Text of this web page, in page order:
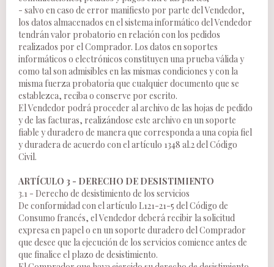
- salvo en caso de error manifiesto por parte del Vendedor,
los datos almacenados en el sistema informático del Vendedor
tendrán valor probatorio en relación con los pedidos
realizados por el Comprador. Los datos en soportes
informáticos o electrónicos constituyen una prueba válida y
como tal son admisibles en las mismas condiciones y con la
misma fuerza probatoria que cualquier documento que se
establezca, reciba o conserve por escrito.
El Vendedor podrá proceder al archivo de las hojas de pedido
y de las facturas, realizándose este archivo en un soporte
fiable y duradero de manera que corresponda a una copia fiel
y duradera de acuerdo con el artículo 1348 al.2 del Código
Civil.
ARTÍCULO 3 - DERECHO DE DESISTIMIENTO
3.1 - Derecho de desistimiento de los servicios
De conformidad con el artículo L121-21-5 del Código de
Consumo francés, el Vendedor deberá recibir la solicitud
expresa en papel o en un soporte duradero del Comprador
que desee que la ejecución de los servicios comience antes de
que finalice el plazo de desistimiento.